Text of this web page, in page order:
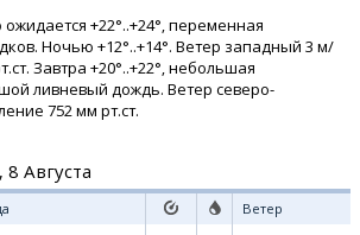
+22°..+24°, переменная
Ночью +12°..+14°. Ветер западный 3 м/
Завтра +20°..+22°, небольшая
ливневый дождь. Ветер северо-
752 мм рт.ст.
8 Августа
Ветер